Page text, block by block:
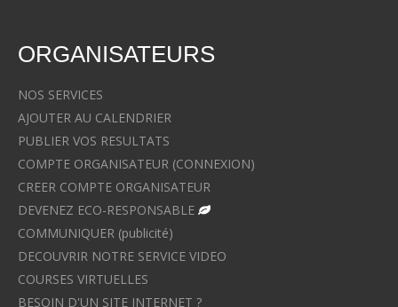
ORGANISATEURS
NOS SERVICES
AJOUTER AU CALENDRIER
PUBLIER VOS RESULTATS
COMPTE ORGANISATEUR (CONNEXION)
CREER COMPTE ORGANISATEUR
DEVENEZ ECO-RESPONSABLE
COMMUNIQUER (publicité)
DECOUVRIR NOTRE SERVICE VIDEO
COURSES VIRTUELLES
BESOIN D'UN SITE INTERNET ?